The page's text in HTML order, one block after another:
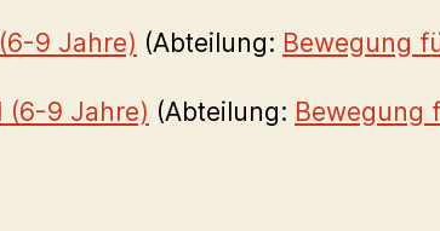
9 Jahre) (Abteilung: Bewegung
(6-9 Jahre) (Abteilung: Bewegung